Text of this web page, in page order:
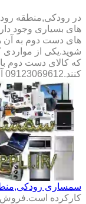
در رودکی,منطقه
های بسیاری وجود
های دست دوم به آن
شوید.یکی از مواردی
که کالای دست دوم
کنند.09123069612 آقای میثم افسری
سمساری
کارکرده است.فروش